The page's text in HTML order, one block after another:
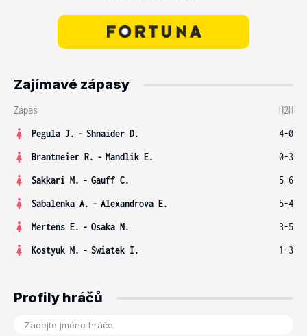
Zajímavé zápasy
Zápas
H2H
Pegula J. - Shnaider D.
4-0
Brantmeier R. - Mandlik E.
0-3
Sakkari M. - Gauff C.
5-6
Sabalenka A. - Alexandrova E.
5-4
Mertens E. - Osaka N.
3-5
Kostyuk M. - Swiatek I. 1-3
Profily hráčů